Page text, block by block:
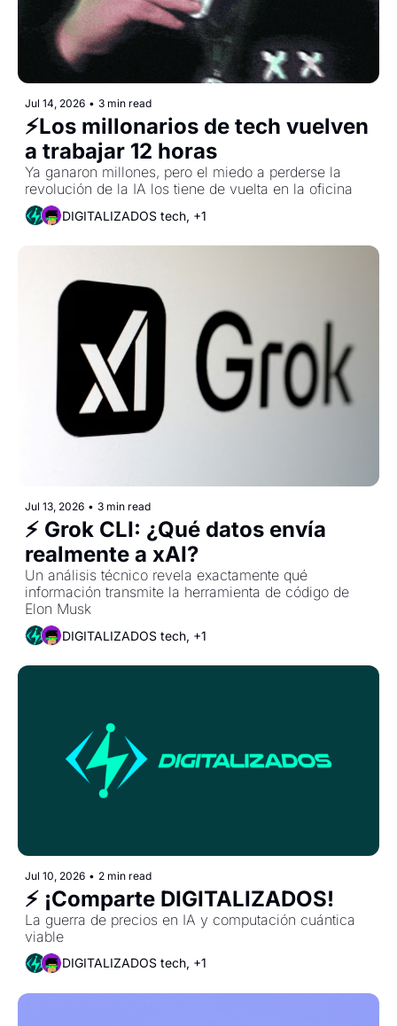
Jul 14, 2026 • 3 min read
⚡Los millonarios de tech vuelven
a trabajar 12 horas
Ya ganaron millones, pero el miedo a perderse la
revolución de la IA los tiene de vuelta en la oficina
DIGITALIZADOS tech, +1
Jul 13, 2026 • 3 min read
⚡ Grok CLI: ¿Qué datos envía
realmente a xAI?
Un análisis técnico revela exactamente qué
información transmite la herramienta de código de
Elon Musk
DIGITALIZADOS tech, +1
Jul 10, 2026 • 2 min read
⚡️ ¡Comparte DIGITALIZADOS!
La guerra de precios en IA y computación cuántica
viable
DIGITALIZADOS tech, +1